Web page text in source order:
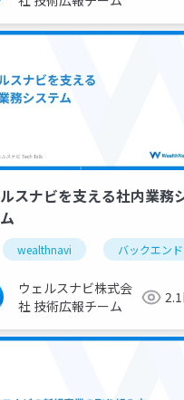
スナビを支える社内業務
wealthnavi バックエンド
ウェルスナビ株式会
社 技術広報チーム